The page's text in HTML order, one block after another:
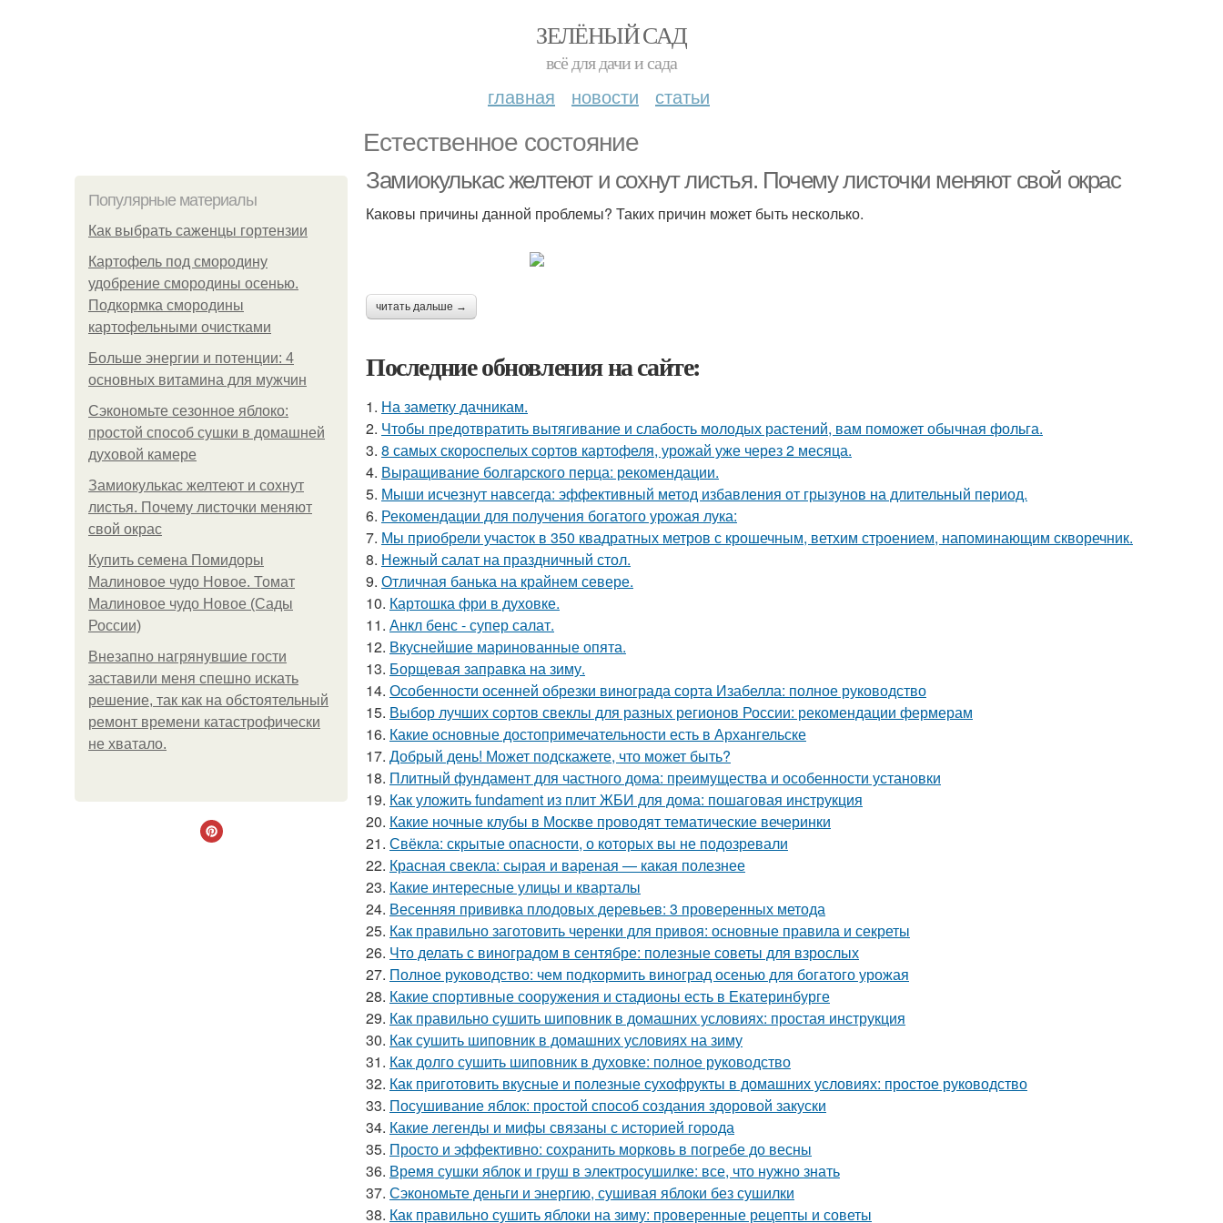
ЗЕЛЁНЫЙ САД
всё для дачи и сада
главная новости статьи
Естественное состояние
Популярные материалы
Как выбрать саженцы гортензии
Картофель под смородину
удобрение смородины осенью.
Подкормка смородины
картофельными очистками
Больше энергии и потенции: 4
основных витамина для мужчин
Сэкономьте сезонное яблоко:
простой способ сушки в домашней
духовой камере
Замиокулькас желтеют и сохнут
листья. Почему листочки меняют
свой окрас
Купить семена Помидоры
Малиновое чудо Новое. Томат
Малиновое чудо Новое (Сады
России)
Внезапно нагрянувшие гости
заставили меня спешно искать
решение, так как на обстоятельный
ремонт времени катастрофически
не хватало.
Замиокулькас желтеют и сохнут листья. Почему листочки меняют свой окрас
Каковы причины данной проблемы? Таких причин может быть несколько.
читать дальше →
Последние обновления на сайте:
1. На заметку дачникам.
2. Чтобы предотвратить вытягивание и слабость молодых растений, вам поможет обычная фольга.
3. 8 самых скороспелых сортов картофеля, урожай уже через 2 месяца.
4. Выращивание болгарского перца: рекомендации.
5. Мыши исчезнут навсегда: эффективный метод избавления от грызунов на длительный период.
6. Рекомендации для получения богатого урожая лука:
7. Мы приобрели участок в 350 квадратных метров с крошечным, ветхим строением, напоминающим скворечник.
8. Нежный салат на праздничный стол.
9. Отличная банька на крайнем севере.
10. Картошка фри в духовке.
11. Анкл бенс - супер салат.
12. Вкуснейшие маринованные опята.
13. Борщевая заправка на зиму.
14. Особенности осенней обрезки винограда сорта Изабелла: полное руководство
15. Выбор лучших сортов свеклы для разных регионов России: рекомендации фермерам
16. Какие основные достопримечательности есть в Архангельске
17. Добрый день! Может подскажете, что может быть?
18. Плитный фундамент для частного дома: преимущества и особенности установки
19. Как уложить fundament из плит ЖБИ для дома: пошаговая инструкция
20. Какие ночные клубы в Москве проводят тематические вечеринки
21. Свёкла: скрытые опасности, о которых вы не подозревали
22. Красная свекла: сырая и вареная — какая полезнее
23. Какие интересные улицы и кварталы
24. Весенняя прививка плодовых деревьев: 3 проверенных метода
25. Как правильно заготовить черенки для привоя: основные правила и секреты
26. Что делать с виноградом в сентябре: полезные советы для взрослых
27. Полное руководство: чем подкормить виноград осенью для богатого урожая
28. Какие спортивные сооружения и стадионы есть в Екатеринбурге
29. Как правильно сушить шиповник в домашних условиях: простая инструкция
30. Как сушить шиповник в домашних условиях на зиму
31. Как долго сушить шиповник в духовке: полное руководство
32. Как приготовить вкусные и полезные сухофрукты в домашних условиях: простое руководство
33. Посушивание яблок: простой способ создания здоровой закуски
34. Какие легенды и мифы связаны с историей города
35. Просто и эффективно: сохранить морковь в погребе до весны
36. Время сушки яблок и груш в электросушилке: все, что нужно знать
37. Сэкономьте деньги и энергию, сушивая яблоки без сушилки
38. Как правильно сушить яблоки на зиму: проверенные рецепты и советы